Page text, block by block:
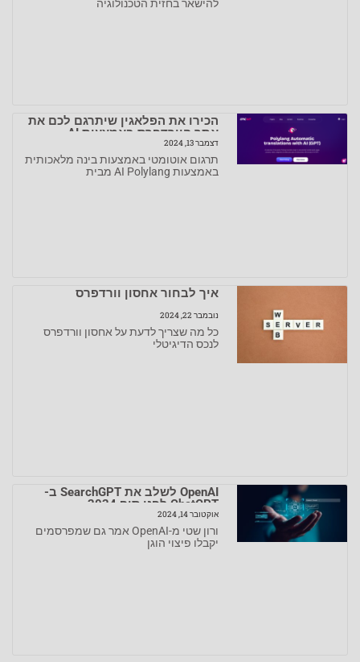
להישאר בחזית הטכנולוגיה
הכירו את הפלאגין שיתרגם לכם את
אתר הוורדפרס באמצעות AI
דצמבר 13, 2024
תרגום אוטומטי באמצעות בינה מלאכותית
באמצעות AI Polylang מבית
איך לבחור אחסון וורדפרס
נובמבר 22, 2024
כל מה שצריך לדעת על אחסון וורדפרס
לנכס הדיגיטלי
OpenAI לשלב את SearchGPT ב-
ChatGPT לפני סוף 2024
אוקטובר 14, 2024
ורון שטי מ-OpenAI אמר גם שמפרסמים
יקבלו פיצוי הוגן